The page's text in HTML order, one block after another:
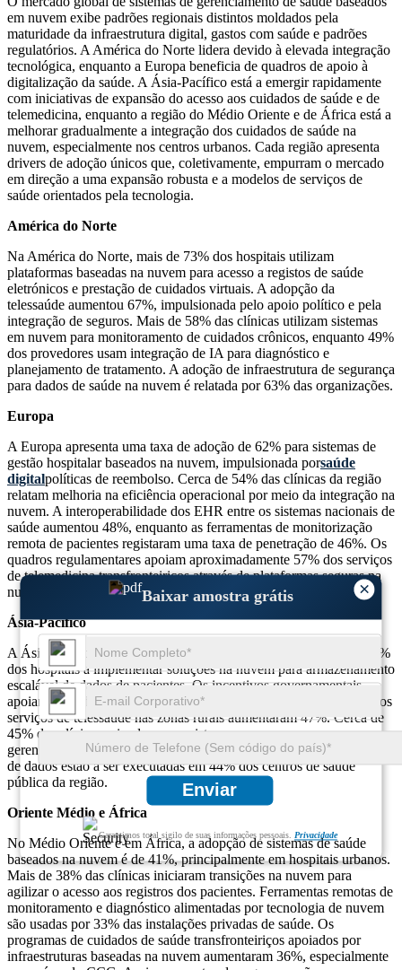
×
Baixar amostra grátis
Enviar
Garantimos total sigilo de suas informações pessoais. Privacidade
em nuvem exibe padrões regionais distintos moldados pela
maturidade da infraestrutura digital, gastos com saúde e padrões
regulatórios. A América do Norte lidera devido à elevada integração
tecnológica, enquanto a Europa beneficia de quadros de apoio à
digitalização da saúde. A Ásia-Pacífico está a emergir rapidamente
com iniciativas de expansão do acesso aos cuidados de saúde e de
telemedicina, enquanto a região do Médio Oriente e de África está a
melhorar gradualmente a integração dos cuidados de saúde na
nuvem, especialmente nos centros urbanos. Cada região apresenta
drivers de adoção únicos que, coletivamente, empurram o mercado
em direção a uma expansão robusta e a modelos de serviços de
saúde orientados pela tecnologia.
América do Norte
Na América do Norte, mais de 73% dos hospitais utilizam
plataformas baseadas na nuvem para acesso a registos de saúde
eletrónicos e prestação de cuidados virtuais. A adopção da
telessaúde aumentou 67%, impulsionada pelo apoio político e pela
integração de seguros. Mais de 58% das clínicas utilizam sistemas
em nuvem para monitoramento de cuidados crônicos, enquanto 49%
dos provedores usam integração de IA para diagnóstico e
planejamento de tratamento. A adoção de infraestrutura de segurança
para dados de saúde na nuvem é relatada por 63% das organizações.
Europa
A Europa apresenta uma taxa de adoção de 62% para sistemas de
gestão hospitalar baseados na nuvem, impulsionada porsaúde
digitalpolíticas de reembolso. Cerca de 54% das clínicas da região
relatam melhoria na eficiência operacional por meio da integração na
nuvem. A interoperabilidade dos EHR entre os sistemas nacionais de
saúde aumentou 48%, enquanto as ferramentas de monitorização
remota de pacientes registaram uma taxa de penetração de 46%. Os
quadros regulamentares apoiam aproximadamente 57% dos serviços
de telemedicina transfronteiriços através de plataformas seguras na
nuvem.
Ásia-Pacífico
A Ásia-Pacífico registou um aumento na procura, com mais de 65%
dos hospitais a implementar soluções na nuvem para armazenamento
escalável de dados de pacientes. Os incentivos governamentais
apoiam 52% dos projetos de saúde baseados na nuvem, enquanto os
serviços de telessaúde nas zonas rurais aumentaram 47%. Cerca de
45% das clínicas privadas usam sistemas em nuvem para
gerenciamento econômico de consultas. Iniciativas de centralização
de dados estão a ser executadas em 44% dos centros de saúde
pública da região.
Oriente Médio e África
No Médio Oriente e em África, a adopção de sistemas de saúde
baseados na nuvem é de 41%, principalmente em hospitais urbanos.
Mais de 38% das clínicas iniciaram transições na nuvem para
agilizar o acesso aos registros dos pacientes. Ferramentas remotas de
monitoramento e diagnóstico alimentadas por tecnologia de nuvem
são usadas por 33% das instalações privadas de saúde. Os
programas de cuidados de saúde transfronteiriços apoiados por
infraestruturas baseadas na nuvem aumentaram 36%, especialmente